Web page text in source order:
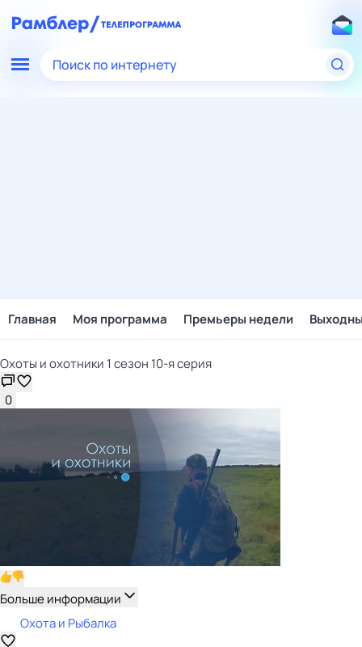
Поиск по интернету
Главная Моя программа Премьеры недели
Охоты и охотники 1 сезон 10-я серия
0
Больше информации
Охота и Рыбалка